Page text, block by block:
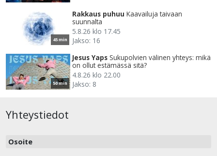
45 min
Rakkaus puhuu Kaavailuja taivaan
suunnalta
5.8.26 klo 17.45
Jakso: 16
50 min
Jesus Yaps Sukupolvien välinen yhteys: mikä
on ollut estämässä sitä?
4.8.26 klo 22.00
Jakso: 8
Yhteystiedot
Osoite